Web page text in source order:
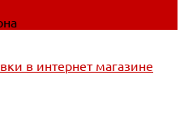
в интернет магазине